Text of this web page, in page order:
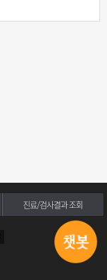
진료/검사결과 조회